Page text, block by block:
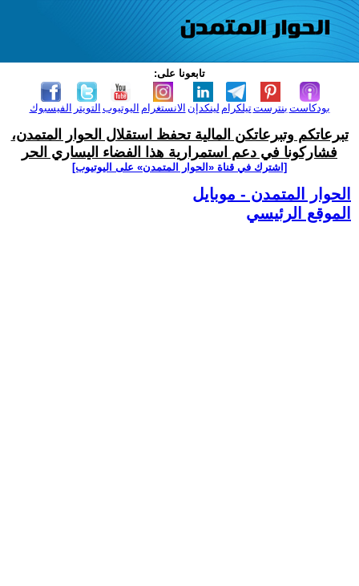
تابعونا على:
الفيسبوك التويتر اليوتيوب الانستغرام لينكدإن تيلكرامبنترست بودكاست
تبرعاتكم وتبرعاتكن المالية تحفظ استقلال الحوار المتمدن،
فشاركونا في دعم استمرارية هذا الفضاء اليساري الحر
[اشترك في قناة ‫«الحوار المتمدن» على اليوتيوب]
الحوار المتمدن - موبايل
الموقع الرئيسي